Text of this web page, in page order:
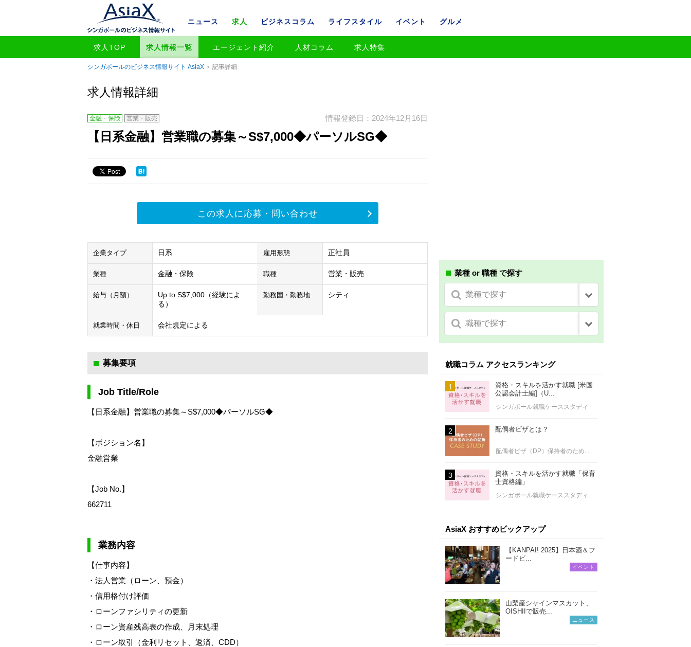
ニュース 求人 ビジネスコラム ライフスタイル イベント グルメ
求人TOP 求人情報一覧 エージェント紹介 人材コラム 求人特集
シンガポールのビジネス情報サイト AsiaX 記事詳細
求人情報詳細
金融・保険 営業・販売 情報登録日：2024年12月16日
【日系金融】営業職の募集～S$7,000◆パーソルSG◆
この求人に応募・問い合わせ
企業タイプ 日系 雇用形態 正社員
業種 金融・保険 職種 営業・販売
給与（月額）
Up to S$7,000（経験によ
る）
勤務国・勤務地 シティ
就業時間・休日 会社規定による
募集要項
Job Title/Role
【日系金融】営業職の募集～S$7,000◆パーソルSG◆
【ポジション名】
金融営業
【Job No.】
662711
業務内容
【仕事内容】
・法人営業（ローン、預金）
・信用格付け評価
・ローンファシリティの更新
・ローン資産残高表の作成、月末処理
・ローン取引（金利リセット、返済、CDD）
業種 or 職種 で探す
業種で探す
職種で探す
就職コラム アクセスランキング
資格・スキルを活かす就職 [米国
公認会計士編]（U...
シンガポール就職ケーススタディ
配偶者ビザとは？
配偶者ビザ（DP）保持者のため...
資格・スキルを活かす就職「保育
士資格編」
シンガポール就職ケーススタディ
AsiaX おすすめピックアップ
【KANPAI! 2025】日本酒＆フ
ードビ...
イベント
山梨産シャインマスカット、
OISHIIで販売...
ニュース